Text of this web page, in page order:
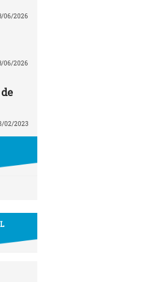
06/2026
06/2026
02/2023